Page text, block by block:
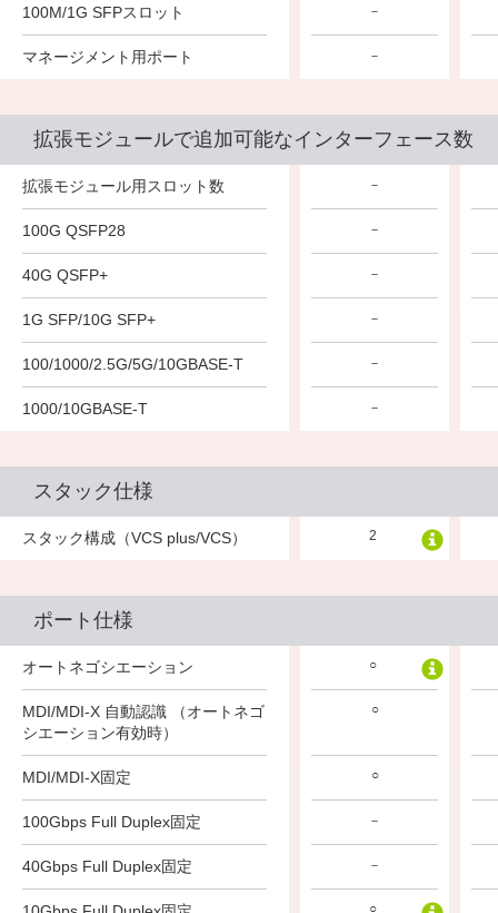
100M/1G SFPスロット
マネージメント用ポート
－
－
－
－
拡張モジュールで追加可能なインターフェース数
拡張モジュール用スロット数
100G QSFP28
40G QSFP+
1G SFP/10G SFP+
100/1000/2.5G/5G/10GBASE-T
1000/10GBASE-T
－
－
－
－
－
－
－
－
－
－
－
－
－
－
スタック仕様
スタック構成（VCS plus/VCS）
2 2 2
ポート仕様
オートネゴシエーション
MDI/MDI-X 自動認識 （オートネゴ
シエーション有効時）
MDI/MDI-X固定
100Gbps Full Duplex固定
40Gbps Full Duplex固定
○
○
○
－
－
○
○
○
○
○
－
－
○